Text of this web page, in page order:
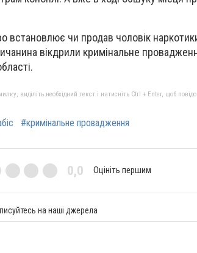
встановлює чи продав чоловік
вікдрили кримінальне
виділіть необхідний текст і натисніть Ctrl + Enter, щоб
#кримінальне провадження
0,0 Оцініть першим
на наші джерела